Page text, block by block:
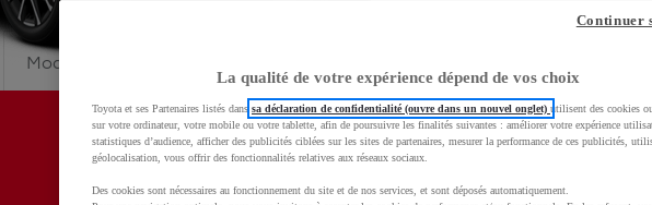
Quel modèle recherchez-vous ?
Modèle
Dans quelle
La qualité de votre expérience dépend de vos choix
Toyota et ses Partenaires listés dans sa déclaration de confidentialité (ouvre dans un nouvel onglet) utilisent des cookies
sur votre ordinateur, votre mobile ou votre tablette, afin de poursuivre les finalités suivantes : améliorer votre expérience
statistiques d’audience, afficher des publicités ciblées sur les sites de partenaires, mesurer la performance de ces publicités,
géolocalisation, vous offrir des fonctionnalités relatives aux réseaux sociaux.
Des cookies sont nécessaires au fonctionnement du site et de nos services, et sont déposés automatiquement.
Continuer